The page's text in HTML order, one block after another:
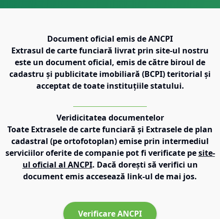
Document oficial emis de ANCPI
Extrasul de carte funciară livrat prin site-ul nostru
este un document oficial, emis de către biroul de
cadastru și publicitate imobiliară (BCPI) teritorial și
acceptat de toate instituțiile statului.
Veridicitatea documentelor
Toate Extrasele de carte funciară și Extrasele de plan
cadastral (pe ortofotoplan) emise prin intermediul
serviciilor oferite de companie pot fi verificate pe site-
ul oficial al ANCPI. Dacă dorești să verifici un
document emis accesează link-ul de mai jos.
Verificare ANCPI